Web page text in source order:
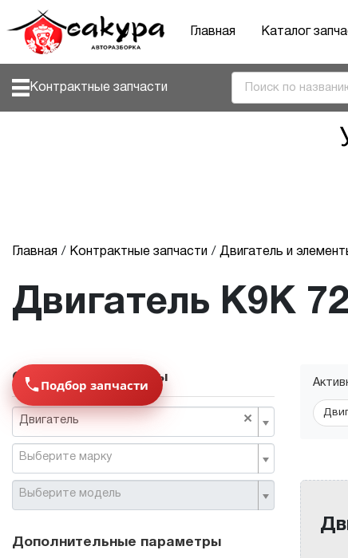
Главная Каталог
Контрактные запчасти
Главная Контрактные запчасти Двигатель и
Двигатель K9K
Основные параметры
×
Двигатель
Выберите марку
Выберите модель
Дополнительные параметры
Подбор запчасти